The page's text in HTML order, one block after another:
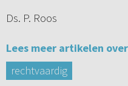
Ds. P. Roos
Lees meer artikelen
rechtvaardig